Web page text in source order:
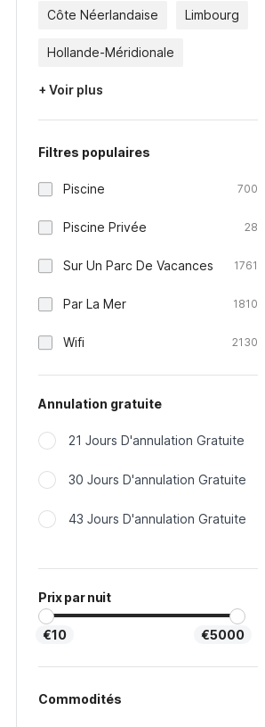
Côte Néerlandaise Limbourg
Hollande-Méridionale
+ Voir plus
Filtres populaires
Piscine 700
Piscine Privée 28
Sur Un Parc De Vacances 1761
Par La Mer 1810
Wifi 2130
Annulation gratuite
21 Jours D'annulation Gratuite
30 Jours D'annulation Gratuite
43 Jours D'annulation Gratuite
Prix par nuit
€10 €5000
Commodités